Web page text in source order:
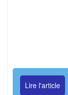
Lire l'article